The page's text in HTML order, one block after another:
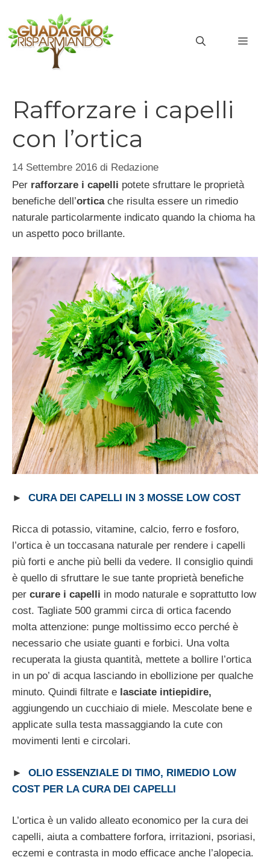
contenuto
Rafforzare i capelli
con l’ortica
14 Settembre 2016 di Redazione
Per rafforzare i capelli potete sfruttare le proprietà
benefiche dell’orticache risulta essere un rimedio
naturale particolarmente indicato quando la chioma ha
un aspetto poco brillante.
► CURA DEI CAPELLI IN 3 MOSSE LOW COST
Ricca di potassio, vitamine, calcio, ferro e fosforo,
l’ortica è un toccasana naturale per rendere i capelli
più forti e anche più belli da vedere. Il consiglio quindi
è quello di sfruttare le sue tante proprietà benefiche
per curare i capelli in modo naturale e soprattutto low
cost. Tagliate 500 grammi circa di ortica facendo
molta attenzione: punge moltissimo ecco perché è
necessario che usiate guanti e forbici. Una volta
recuperata la giusta quantità, mettete a bollire l’ortica
in un po’ di acqua lasciando in ebollizione per qualche
minuto. Quindi filtrate e lasciate intiepidire,
aggiungendo un cucchiaio di miele. Mescolate bene e
applicate sulla testa massaggiando la cute con
movimenti lenti e circolari.
►
OLIO ESSENZIALE DI TIMO, RIMEDIO LOW
COST PER LA CURA DEI CAPELLI
L’ortica è un valido alleato economico per la cura dei
capelli, aiuta a combattere forfora, irritazioni, psoriasi,
eczemi e contrasta in modo efficace anche l’alopecia.